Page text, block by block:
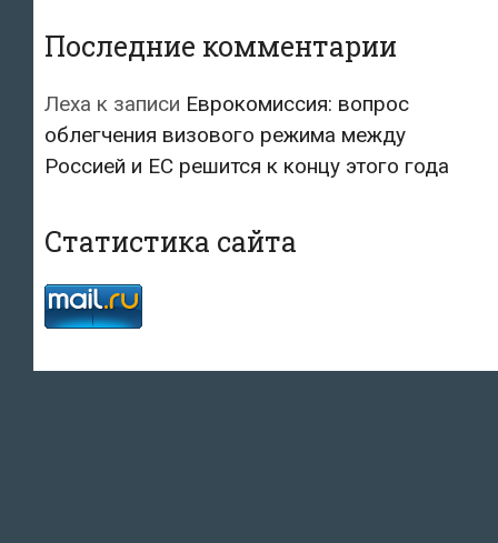
Последние комментарии
Леха к записи Еврокомиссия: вопрос
облегчения визового режима между
Россией и ЕС решится к концу этого года
Статистика сайта